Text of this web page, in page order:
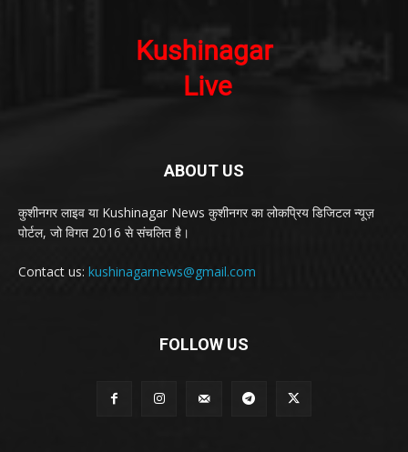
ABOUT US
कुशीनगर लाइव या Kushinagar News कुशीनगर का लोकप्रिय डिजिटल न्यूज़
पोर्टल, जो विगत 2016 से संचलित है।
Contact us: kushinagarnews@gmail.com
FOLLOW US